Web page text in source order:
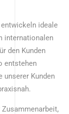
ideale
internationalen
den Kunden
entstehen
unserer Kunden